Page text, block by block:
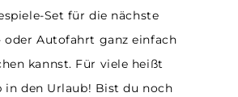
Set für die nächste
oder Autofahrt ganz einfach
kannst. Für viele heißt
in den Urlaub! Bist du noch